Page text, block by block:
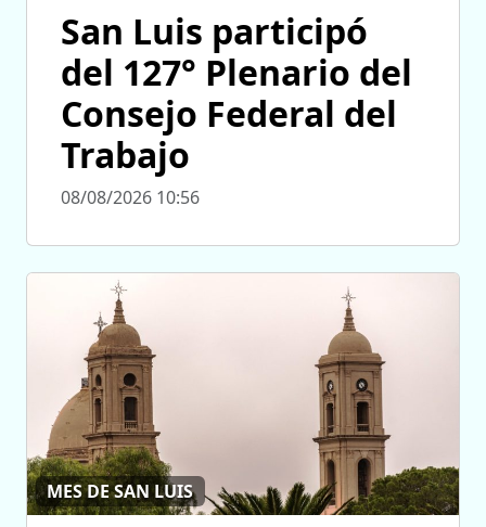
San Luis participó
del 127° Plenario del
Consejo Federal del
Trabajo
08/08/2026 10:56
MES DE SAN LUIS